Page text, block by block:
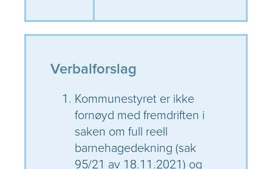
Verbalforslag
Kommunestyret er ikke
fornøyd med fremdriften i
saken om full reell
barnehagedekning (sak
95/21 av 18.11.2021) og